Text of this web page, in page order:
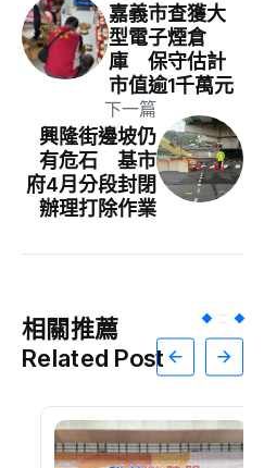
嘉義市查獲大
型電子煙倉
庫 保守估計
市值逾1千萬元
下一篇
興隆街邊坡仍
有危石 基市
府4月分段封閉
辦理打除作業
相關推薦
Related Post